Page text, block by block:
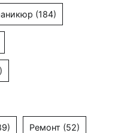
(184)
Ремонт (52)